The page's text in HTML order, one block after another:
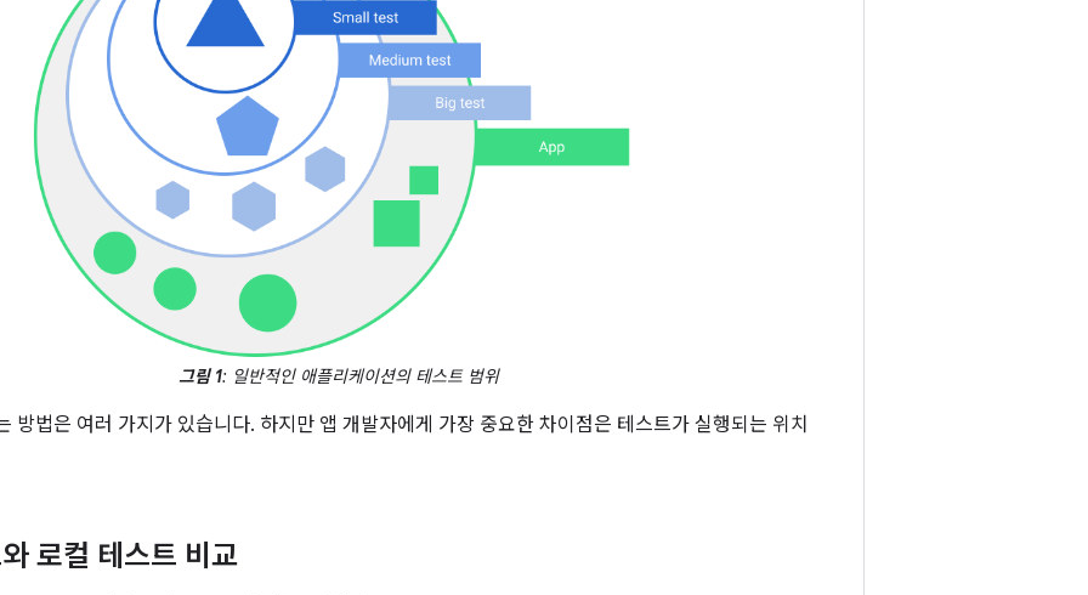
그림 1: 일반적인 애플리케이션의 테스트 범위
방법은 여러 가지가 있습니다. 하지만 앱 개발자에게 가장 중요한 차이점은 테스트가 실행되는 위치
로컬 테스트 비교